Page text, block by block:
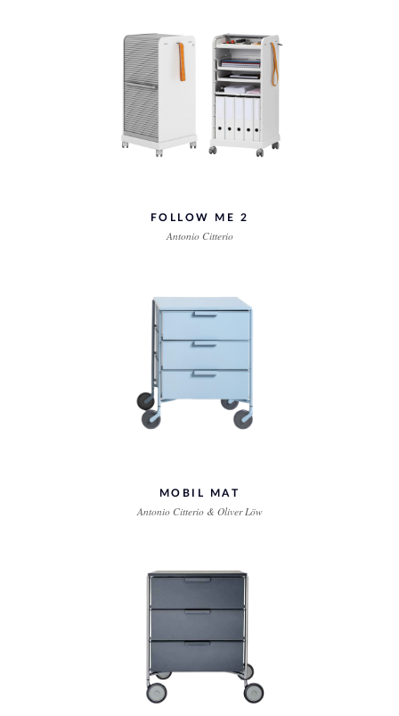
FOLLOW ME 2
Antonio Citterio
MOBIL MAT
Antonio Citterio & Oliver Löw